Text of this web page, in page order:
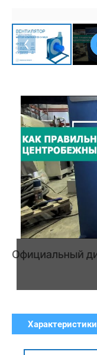
Характеристики